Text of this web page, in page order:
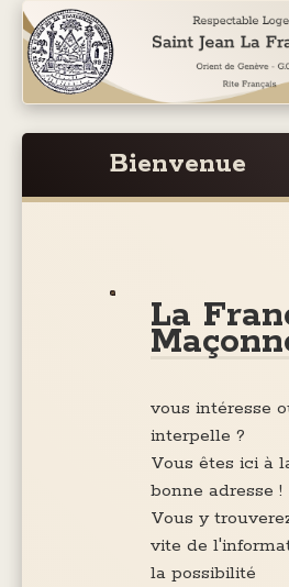
Bienvenue
La
vous intéresse
interpelle ?
Vous êtes ici à
bonne adresse !
Vous y
vite de
la possibilité